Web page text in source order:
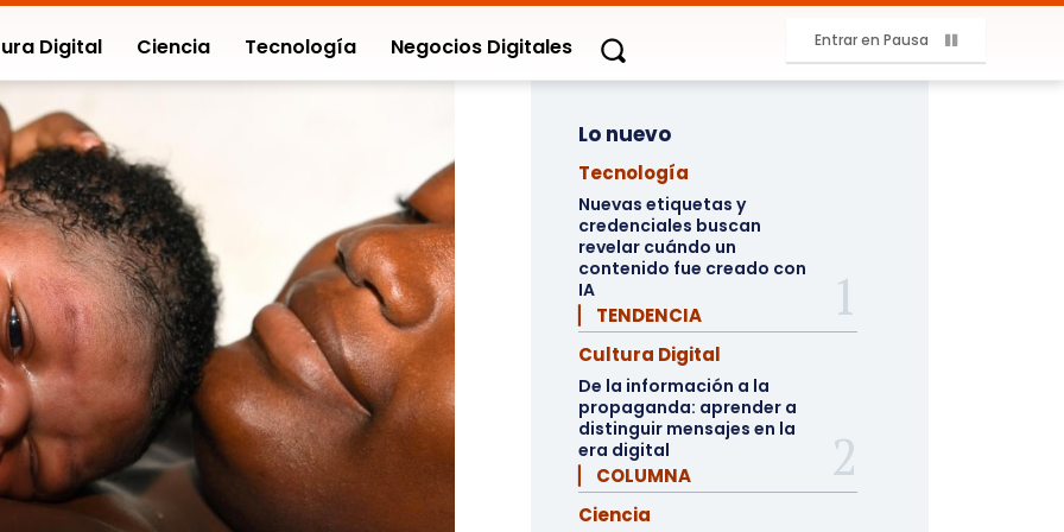
Digital Ciencia Tecnología Negocios Digitales Entrar en Pausa
Lo nuevo
Tecnología
Nuevas etiquetas y
credenciales buscan
revelar cuándo un
contenido fue creado con
IA
▏ TENDENCIA
Cultura Digital
De la información a la
propaganda: aprender a
distinguir mensajes en la
era digital
▏ COLUMNA
Ciencia